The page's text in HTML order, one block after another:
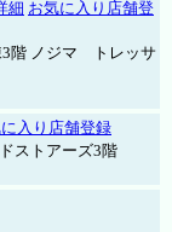
細 お気に入り店舗登
3階 ノジマ トレッサ
入り店舗登録
ストアーズ3階